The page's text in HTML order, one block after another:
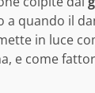
a quando il
in luce
e come